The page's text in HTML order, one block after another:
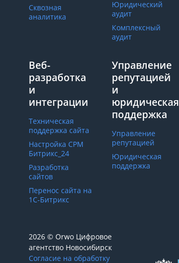
Сквозная
аналитика
Юридический
аудит
Комплексный
аудит
Веб-
разработка
и
интеграции
Техническая
поддержка сайта
Настройка СРМ
Битрикс_24
Разработка
сайтов
Перенос сайта на
1С-Битрикс
Управление
репутацией
и
юридическая
поддержка
Управление
репутацией
Юридическая
поддержка
2026 © Orwo Цифровое
агентство Новосибирск
Согласие на обработку